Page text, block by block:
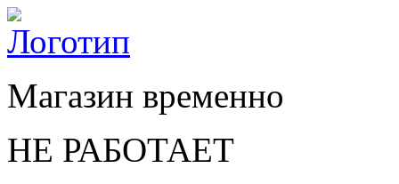
Магазин временно
НЕ РАБОТАЕТ